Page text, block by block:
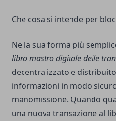
Che cosa si intende per
Nella sua forma più
libro mastro digitale delle
decentralizzato e
informazioni in modo
manomissione. Quando
una nuova transazione al